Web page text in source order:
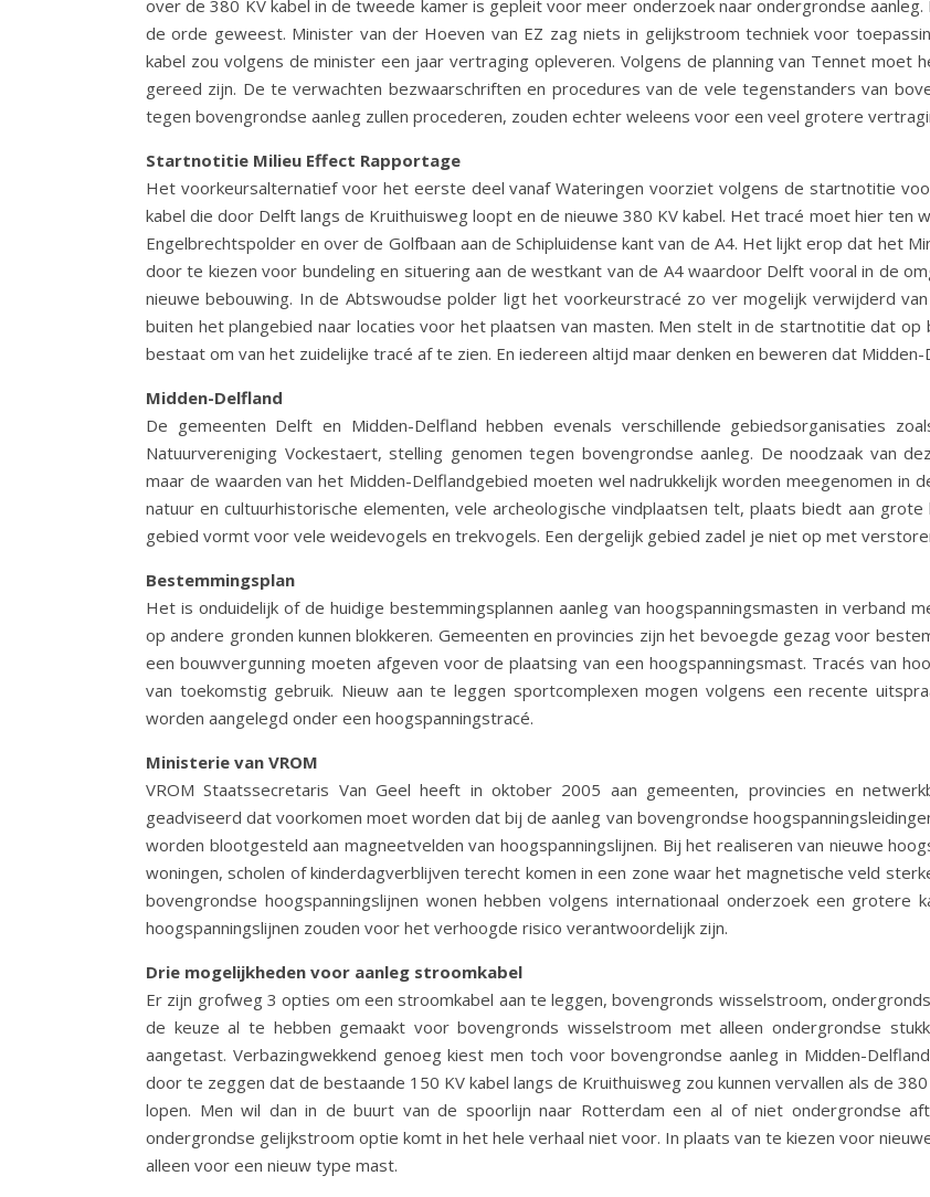
over de 380 KV kabel in de tweede kamer is gepleit voor meer onderzoek naar ondergrondse
de orde geweest. Minister van der Hoeven van EZ zag niets in gelijkstroom techniek voor
kabel zou volgens de minister een jaar vertraging opleveren. Volgens de planning van Tennet
gereed zijn. De te verwachten bezwaarschriften en procedures van de vele tegenstanders van
tegen bovengrondse aanleg zullen procederen, zouden echter weleens voor een veel grotere
Startnotitie Milieu Effect Rapportage
Het voorkeursalternatief voor het eerste deel vanaf Wateringen voorziet volgens de startnotitie
kabel die door Delft langs de Kruithuisweg loopt en de nieuwe 380 KV kabel. Het tracé moet hier ten
Engelbrechtspolder en over de Golfbaan aan de Schipluidense kant van de A4. Het lijkt erop dat het
door te kiezen voor bundeling en situering aan de westkant van de A4 waardoor Delft vooral in de
nieuwe bebouwing. In de Abtswoudse polder ligt het voorkeurstracé zo ver mogelijk verwijderd
buiten het plangebied naar locaties voor het plaatsen van masten. Men stelt in de startnotitie dat op
bestaat om van het zuidelijke tracé af te zien. En iedereen altijd maar denken en beweren dat Midden-
Midden-Delfland
De gemeenten Delft en Midden-Delfland hebben evenals verschillende gebiedsorganisaties
Natuurvereniging Vockestaert, stelling genomen tegen bovengrondse aanleg. De noodzaak van
maar de waarden van het Midden-Delflandgebied moeten wel nadrukkelijk worden meegenomen in
natuur en cultuurhistorische elementen, vele archeologische vindplaatsen telt, plaats biedt aan
gebied vormt voor vele weidevogels en trekvogels. Een dergelijk gebied zadel je niet op met
Bestemmingsplan
Het is onduidelijk of de huidige bestemmingsplannen aanleg van hoogspanningsmasten in verband
op andere gronden kunnen blokkeren. Gemeenten en provincies zijn het bevoegde gezag voor
een bouwvergunning moeten afgeven voor de plaatsing van een hoogspanningsmast. Tracés van
van toekomstig gebruik. Nieuw aan te leggen sportcomplexen mogen volgens een recente
worden aangelegd onder een hoogspanningstracé.
Ministerie van VROM
VROM Staatssecretaris Van Geel heeft in oktober 2005 aan gemeenten, provincies en
geadviseerd dat voorkomen moet worden dat bij de aanleg van bovengrondse
worden blootgesteld aan magneetvelden van hoogspanningslijnen. Bij het realiseren van nieuwe
woningen, scholen of kinderdagverblijven terecht komen in een zone waar het magnetische veld
bovengrondse hoogspanningslijnen wonen hebben volgens internationaal onderzoek een grotere
hoogspanningslijnen zouden voor het verhoogde risico verantwoordelijk zijn.
Drie mogelijkheden voor aanleg stroomkabel
Er zijn grofweg 3 opties om een stroomkabel aan te leggen, bovengronds wisselstroom,
de keuze al te hebben gemaakt voor bovengronds wisselstroom met alleen ondergrondse
aangetast. Verbazingwekkend genoeg kiest men toch voor bovengrondse aanleg in Midden-
door te zeggen dat de bestaande 150 KV kabel langs de Kruithuisweg zou kunnen vervallen als de
lopen. Men wil dan in de buurt van de spoorlijn naar Rotterdam een al of niet ondergrondse
ondergrondse gelijkstroom optie komt in het hele verhaal niet voor. In plaats van te kiezen voor
alleen voor een nieuw type mast.